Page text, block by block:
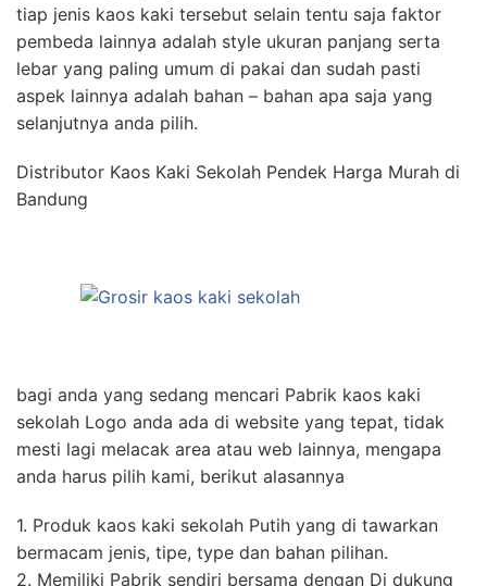
tiap jenis kaos kaki tersebut selain tentu saja faktor
pembeda lainnya adalah style ukuran panjang serta
lebar yang paling umum di pakai dan sudah pasti
aspek lainnya adalah bahan – bahan apa saja yang
selanjutnya anda pilih.
Distributor Kaos Kaki Sekolah Pendek Harga Murah di
Bandung
bagi anda yang sedang mencari Pabrik kaos kaki
sekolah Logo anda ada di website yang tepat, tidak
mesti lagi melacak area atau web lainnya, mengapa
anda harus pilih kami, berikut alasannya
1. Produk kaos kaki sekolah Putih yang di tawarkan
bermacam jenis, tipe, type dan bahan pilihan.
2. Memiliki Pabrik sendiri bersama dengan Di dukung